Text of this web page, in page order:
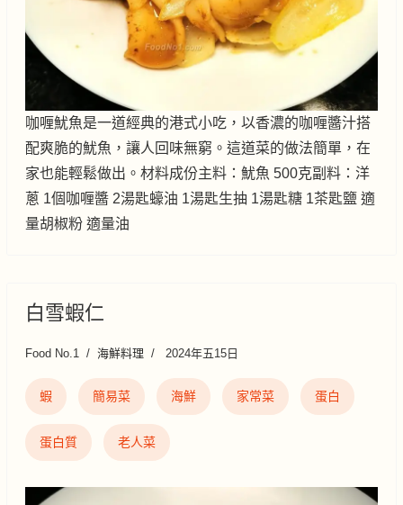
咖喱魷魚是一道經典的港式小吃，以香濃的咖喱醬汁搭
配爽脆的魷魚，讓人回味無窮。這道菜的做法簡單，在
家也能輕鬆做出。材料成份主料：魷魚 500克副料：洋
蔥 1個咖喱醬 2湯匙蠔油 1湯匙生抽 1湯匙糖 1茶匙鹽 適
量胡椒粉 適量油
白雪蝦仁
Food No.1 海鮮料理 2024年五15日
蝦 簡易菜 海鮮 家常菜 蛋白
蛋白質 老人菜